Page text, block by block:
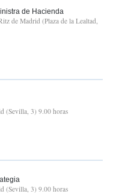
de Hacienda
de Madrid (Plaza de la Lealtad,
(Sevilla, 3) 9.00 horas
(Sevilla, 3) 9.00 horas